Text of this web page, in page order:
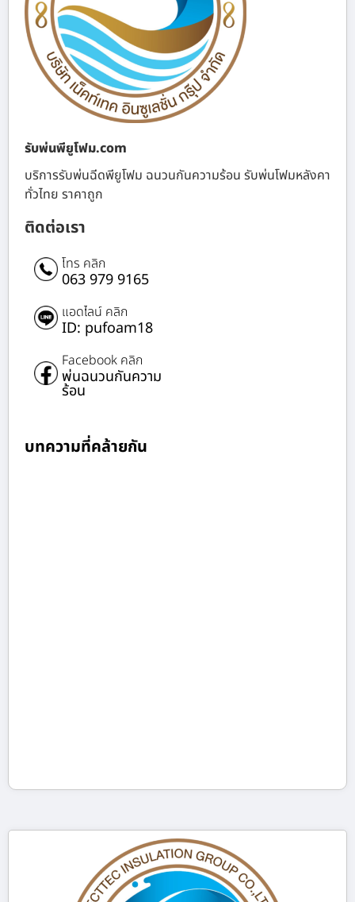
รับพ่นพียูโฟม.com
บริการรับพ่นฉีดพียูโฟม ฉนวนกันความร้อน รับพ่นโฟมหลังคา
ทั่วไทย ราคาถูก
ติดต่อเรา
โทร คลิก
063 979 9165
แอดไลน์ คลิก
ID: pufoam18
Facebook คลิก
พ่นฉนวนกันความ
ร้อน
บทความที่คล้ายกัน